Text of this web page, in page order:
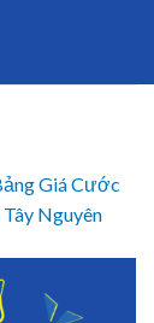
Giá Cước
Nguyên